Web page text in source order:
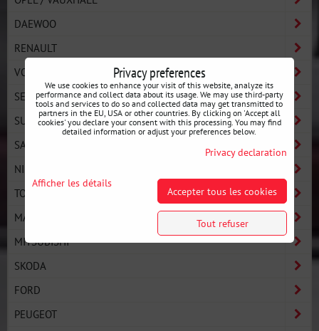
DAEWOO
RENAULT
VOLKSWAGEN
SEAT
SUBARU
SAAB
NISSAN
TOYOTA
MAZDA
MITSUBISHI
SKODA
FORD
PEUGEOT
Privacy preferences
We use cookies to enhance your visit of this website, analyze its
performance and collect data about its usage. We may use third-party
tools and services to do so and collected data may get transmitted to
partners in the EU, USA or other countries. By clicking on 'Accept all
cookies' you declare your consent with this processing. You may find
detailed information or adjust your preferences below.
Privacy declaration
Afficher les détails
Accepter tous les cookies
Tout refuser